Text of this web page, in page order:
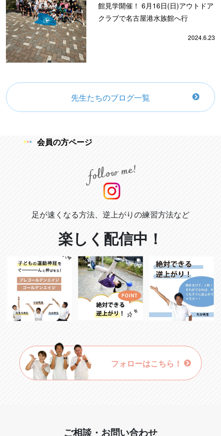
会員の方ページ
館見学開催！ 6月16日(日)アウトドア
クラブで名古屋港水族館へ行
2024.6.23
先生たちのブログ一覧
足が速くなる方法、逆上がりの練習方法など
楽しく配信中！
フォローはこちら！
ご相談・お問い合わせ